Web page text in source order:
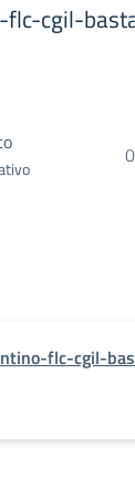
flc-cgil-
0
flc-cgil-